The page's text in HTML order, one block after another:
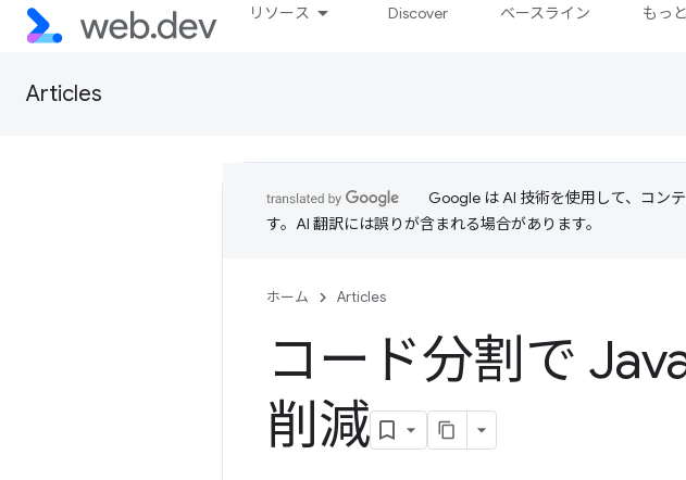
リソース Discover ベースライン もっ
Articles
Google は AI 技術を使用して、コン
す。AI 翻訳には誤りが含まれる場合があります。
ホーム Articles
コード分割で
削減